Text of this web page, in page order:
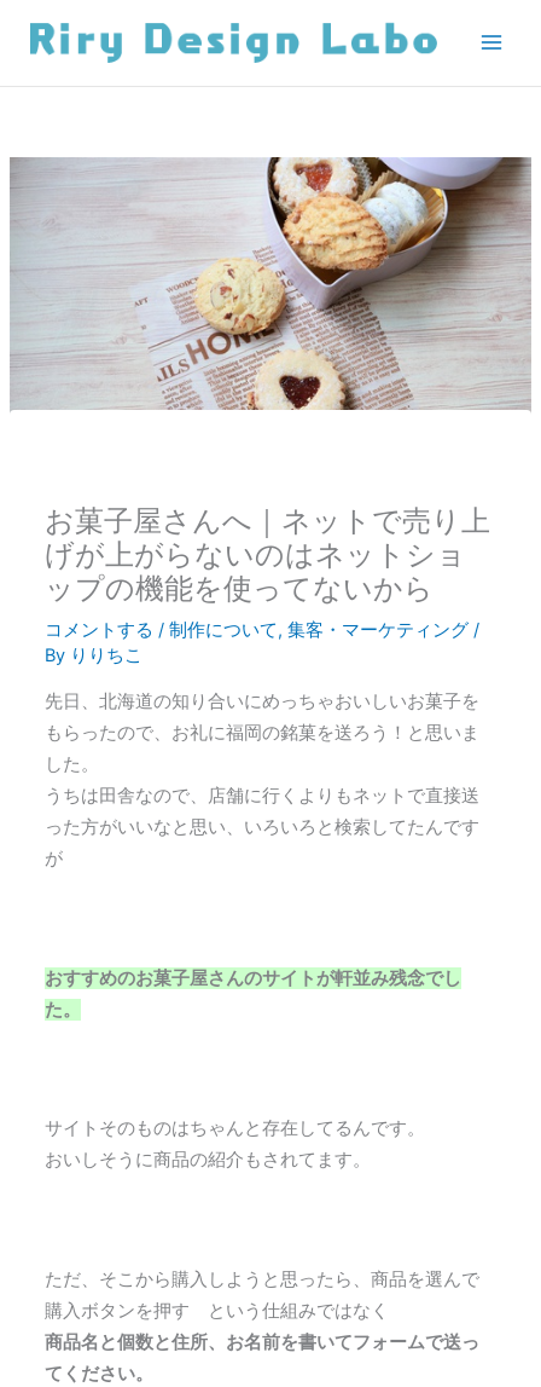
ッ
プ
お菓子屋さんへ｜ネットで売り上
げが上がらないのはネットショ
ップの機能を使ってないから
コメントする /制作について,集客・マーケティング /
By りりちこ
先日、北海道の知り合いにめっちゃおいしいお菓子を
もらったので、お礼に福岡の銘菓を送ろう！と思いま
した。
うちは田舎なので、店舗に行くよりもネットで直接送
った方がいいなと思い、いろいろと検索してたんです
が
おすすめのお菓子屋さんのサイトが軒並み残念でし
た。
サイトそのものはちゃんと存在してるんです。
おいしそうに商品の紹介もされてます。
ただ、そこから購入しようと思ったら、商品を選んで
購入ボタンを押す という仕組みではなく
商品名と個数と住所、お名前を書いてフォームで送っ
てください。